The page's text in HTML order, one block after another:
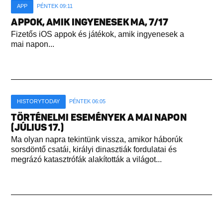
APP PÉNTEK 09:11
APPOK, AMIK INGYENESEK MA, 7/17
Fizetős iOS appok és játékok, amik ingyenesek a
mai napon...
HISTORYTODAY PÉNTEK 06:05
TÖRTÉNELMI ESEMÉNYEK A MAI NAPON
(JÚLIUS 17.)
Ma olyan napra tekintünk vissza, amikor háborúk
sorsdöntő csatái, királyi dinasztiák fordulatai és
megrázó katasztrófák alakították a világot...